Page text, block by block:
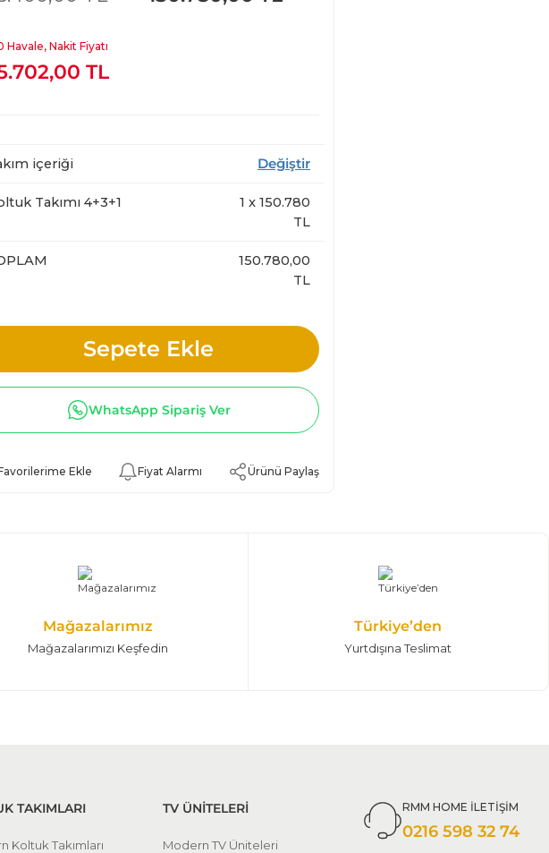
Havale, Nakit Fiyatı
TL
içeriği Değiştir
Takımı 4+3+1 1 x 150.780
TL
150.780,00
TL
Sepete Ekle
WhatsApp Sipariş Ver
Fiyat Alarmı Ürünü Paylaş
Mağazalarımız
Mağazalarımızı Keşfedin
Türkiye’den
Yurtdışına Teslimat
TAKIMLARI
Koltuk Takımları
TV ÜNİTELERİ
Modern TV Üniteleri
RMM HOME İLETİŞİM
0216 598 32 74